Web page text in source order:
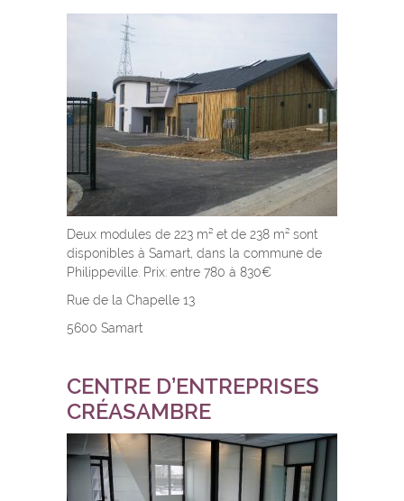
Deux modules de 223 m² et de 238 m² sont
disponibles à Samart, dans la commune de
Philippeville. Prix: entre 780 à 830€
Rue de la Chapelle 13
5600 Samart
CENTRE D’ENTREPRISES
CRÉASAMBRE